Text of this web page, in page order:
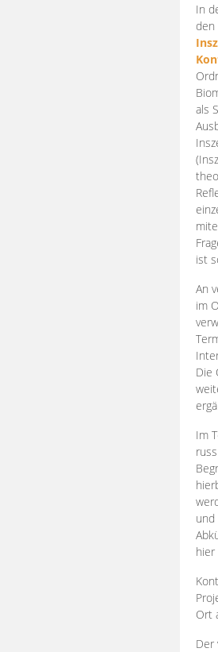
In
den
als
ist
An
im
Die
Im
und
Ort
Der